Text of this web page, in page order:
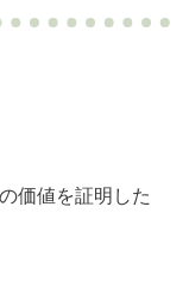
価値を証明した